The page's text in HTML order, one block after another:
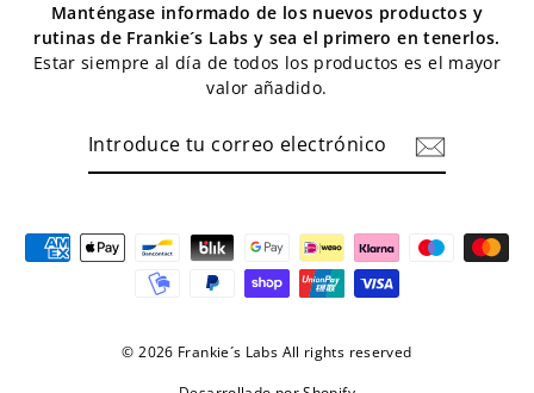
Manténgase informado de los nuevos productos y
rutinas de Frankie´s Labs y sea el primero en tenerlos.
Estar siempre al día de todos los productos es el mayor
valor añadido.
CORREO
© 2026 Frankie´s Labs All rights reserved